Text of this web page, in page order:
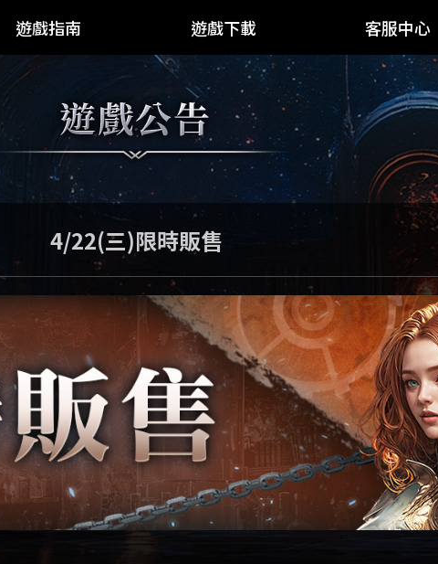
遊戲指南
遊戲指南
遊戲下載
PC版
Google Play
App Store
規格需求
客服中心
聯繫客服
序號兌換
停權名單
遊戲規章
4/22(三)限時販售